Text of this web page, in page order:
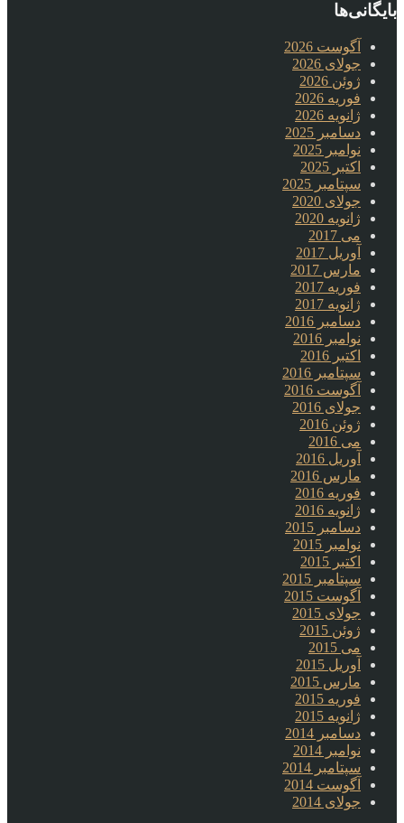
بایگانی‌ها
آگوست 2026
جولای 2026
ژوئن 2026
فوریه 2026
ژانویه 2026
دسامبر 2025
نوامبر 2025
اکتبر 2025
سپتامبر 2025
جولای 2020
ژانویه 2020
می 2017
آوریل 2017
مارس 2017
فوریه 2017
ژانویه 2017
دسامبر 2016
نوامبر 2016
اکتبر 2016
سپتامبر 2016
آگوست 2016
جولای 2016
ژوئن 2016
می 2016
آوریل 2016
مارس 2016
فوریه 2016
ژانویه 2016
دسامبر 2015
نوامبر 2015
اکتبر 2015
سپتامبر 2015
آگوست 2015
جولای 2015
ژوئن 2015
می 2015
آوریل 2015
مارس 2015
فوریه 2015
ژانویه 2015
دسامبر 2014
نوامبر 2014
سپتامبر 2014
آگوست 2014
جولای 2014